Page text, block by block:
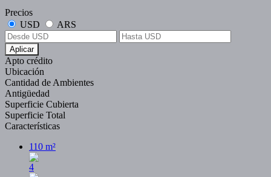
Precios
USD
ARS
Aplicar
Apto crédito
Ubicación
Cantidad de Ambientes
Antigüedad
Superficie Cubierta
Superficie Total
Características
110 m²
4